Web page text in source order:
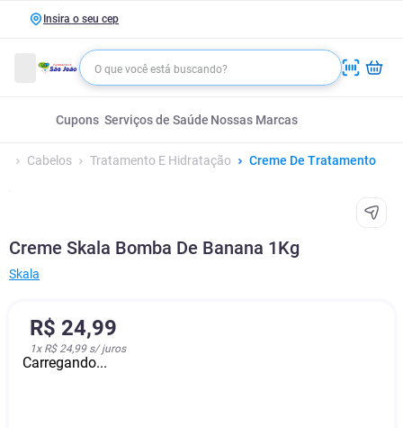
Insira o seu cep
Cupons Serviços de Saúde Nossas Marcas
Cabelos Tratamento E Hidratação Creme De Tratamento
Creme Skala Bomba De Banana 1Kg
Skala
R$ 24,99
1x R$ 24,99s/ juros
Carregando...